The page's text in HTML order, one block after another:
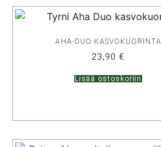
AHA-DUO KASVOKUORINTA
23,90 €
Lisää ostoskoriin